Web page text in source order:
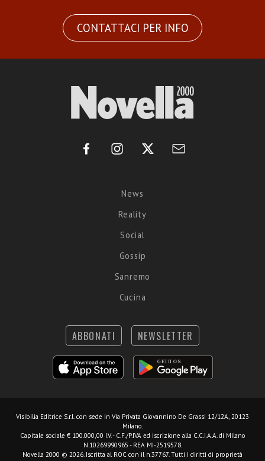
CONTATTACI PER INFO
News
Reality
Social
Gossip
Sanremo
Cucina
ABBONATI NEWSLETTER
Visibilia Editrice S.r.l. con sede in Via Privata Giovannino De Grassi 12/12A, 20123
Milano.
Capitale sociale € 100.000,00 I.V. - C.F./P.IVA ed iscrizione alla C.C.I.A.A. di Milano
N.10269990965 - REA MI-2519578.
Novella 2000 © 2026. Iscritta al ROC con il n.37767. Tutti i diritti di proprietà